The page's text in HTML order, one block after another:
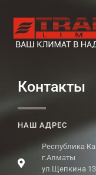
Контакты
НАШ АДРЕС
Республика
г.Алматы
ул.Щепкина 13